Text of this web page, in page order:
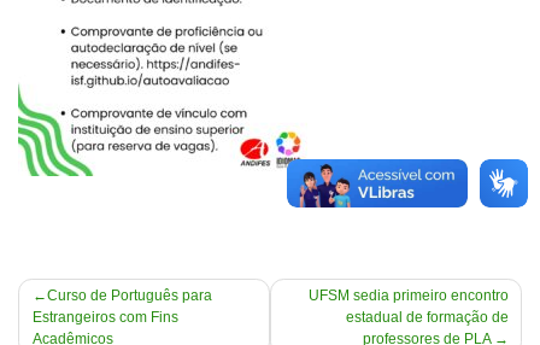
Navegação
de
Curso de Português para
Estrangeiros com Fins
Acadêmicos
UFSM sedia primeiro encontro
estadual de formação de
professores de PLA